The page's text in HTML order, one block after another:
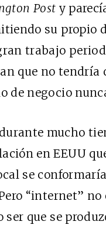
Post y
su propio
trabajo
que no tendría
de negocio
mucho
en EEUU
se
“internet” no
ser que se